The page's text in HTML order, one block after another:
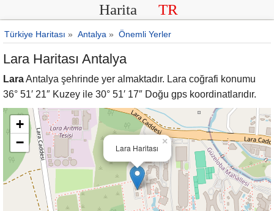
Harita TR
Türkiye Haritası » Antalya » Önemli Yerler
Lara Haritası Antalya
LaraAntalya şehrinde yer almaktadır. Lara coğrafi konumu
36° 51′ 21″ Kuzey ile 30° 51′ 17″ Doğu gps koordinatlarıdır.
Lara Haritası
×
+
−